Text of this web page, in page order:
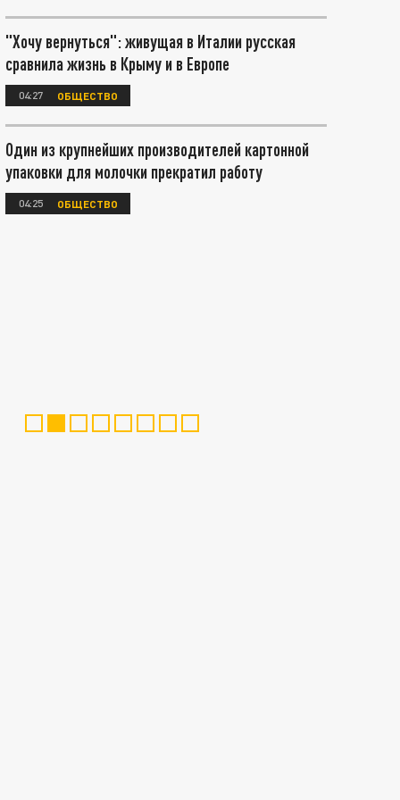
"Хочу вернуться": живущая в Италии русская
сравнила жизнь в Крыму и в Европе
04:27 ОБЩЕСТВО
Один из крупнейших производителей картонной
упаковки для молочки прекратил работу
04:25 ОБЩЕСТВО